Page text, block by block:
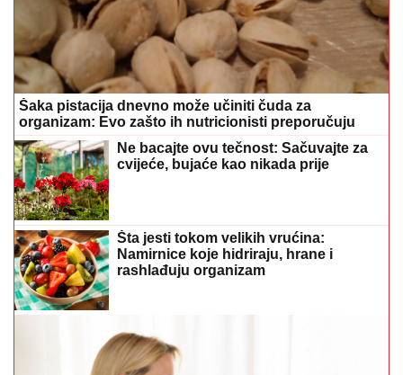
Šaka pistacija dnevno može učiniti čuda za
organizam: Evo zašto ih nutricionisti preporučuju
Ne bacajte ovu tečnost: Sačuvajte za
cvijeće, bujaće kao nikada prije
Šta jesti tokom velikih vrućina:
Namirnice koje hidriraju, hrane i
rashlađuju organizam